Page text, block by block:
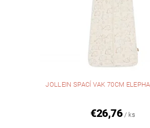
JOLLEIN SPACÍ VAK 70CM
€26,76 / ks